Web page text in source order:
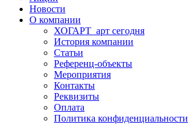
Новости
О компании
ХОГАРТ_арт сегодня
История компании
Статьи
Референц-объекты
Мероприятия
Контакты
Реквизиты
Оплата
Политика конфиденциальности